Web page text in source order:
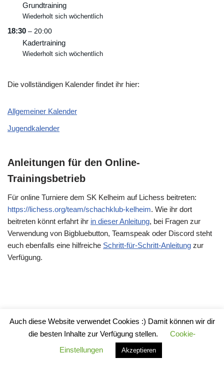
Grundtraining
Wiederholt sich wöchentlich
18:30 – 20:00
Kadertraining
Wiederholt sich wöchentlich
Die vollständigen Kalender findet ihr hier:
Allgemeiner Kalender
Jugendkalender
Anleitungen für den Online-
Trainingsbetrieb
Für online Turniere dem SK Kelheim auf Lichess beitreten:
https://lichess.org/team/schachklub-kelheim. Wie ihr dort
beitreten könnt erfahrt ihr in dieser Anleitung, bei Fragen zur
Verwendung von Bigbluebutton, Teamspeak oder Discord steht
euch ebenfalls eine hilfreiche Schritt-für-Schritt-Anleitung zur
Verfügung.
Impressum
Datenschutzerklärung
Impressum| Datenschutzerklärung
Auch diese Website verwendet Cookies :) Damit können wir dir
die besten Inhalte zur Verfügung stellen.
Cookie-
Einstellungen
Akzeptieren